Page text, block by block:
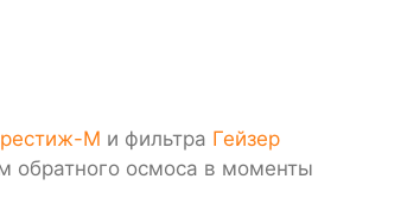
М и фильтра Гейзер
обратного осмоса в моменты